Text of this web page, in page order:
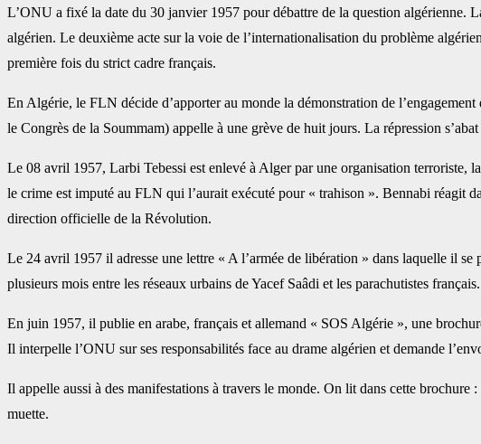
L’ONU a fixé la date du 30 janvier 1957 pour débattre de la question algérienne.
algérien. Le deuxième acte sur la voie de l’internationalisation du problème
première fois du strict cadre français.
En Algérie, le FLN décide d’apporter au monde la démonstration de
le Congrès de la Soummam) appelle à une grève de huit jours. La répression
Le 08 avril 1957, Larbi Tebessi est enlevé à Alger par une organisation terroriste,
le crime est imputé au FLN qui l’aurait exécuté pour « trahison ». Bennabi réagit
direction officielle de la Révolution.
Le 24 avril 1957 il adresse une lettre « A l’armée de libération » dans laquelle il
plusieurs mois entre les réseaux urbains de Yacef Saâdi et les parachutistes
En juin 1957, il publie en arabe, français et allemand « SOS Algérie », une
Il interpelle l’ONU sur ses responsabilités face au drame algérien et demande
Il appelle aussi à des manifestations à travers le monde. On lit dans cette
muette.